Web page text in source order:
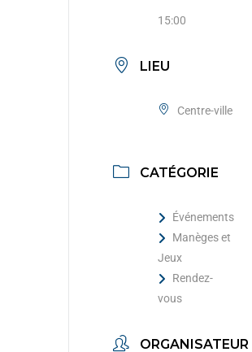
15:00
LIEU
Centre-ville
CATÉGORIE
Événements
Manèges et
Jeux
Rendez-
vous
ORGANISATEUR